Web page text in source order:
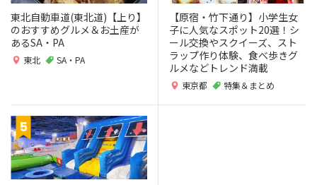
東北自動車道(東北道)【上り】
のおすすめグルメ＆お土産が
あるSA・PA
東北 SA・PA
【原宿・竹下通り】小学生女
子に人気なスポット20選！シ
ール交換やスクイーズ、スト
ラップ作り体験、食べ歩きグ
ルメなどトレンド満載
東京都 特集＆まとめ